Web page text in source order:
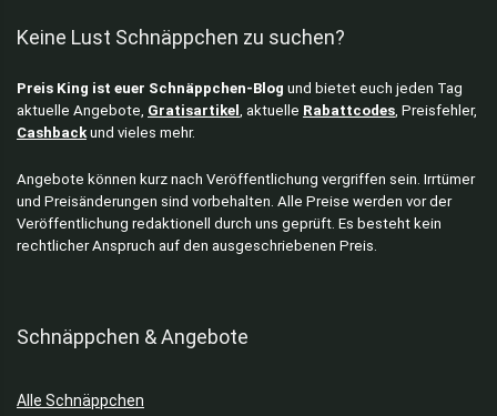
Keine Lust Schnäppchen zu suchen?
Preis King ist euer Schnäppchen-Blog und bietet euch jeden Tag
aktuelle Angebote, Gratisartikel , aktuelle Rabattcodes, Preisfehler,
Cashbackund vieles mehr.
Angebote können kurz nach Veröffentlichung vergriffen sein. Irrtümer
und Preisänderungen sind vorbehalten. Alle Preise werden vor der
Veröffentlichung redaktionell durch uns geprüft. Es besteht kein
rechtlicher Anspruch auf den ausgeschriebenen Preis.
Schnäppchen & Angebote
Alle Schnäppchen